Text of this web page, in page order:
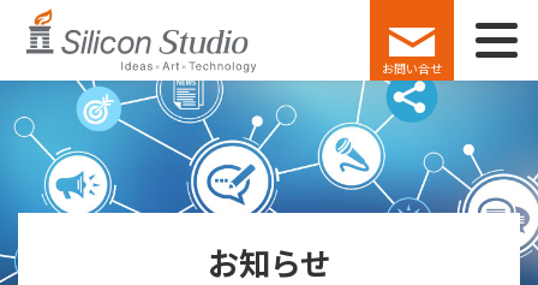
お問い合せ
お知らせ